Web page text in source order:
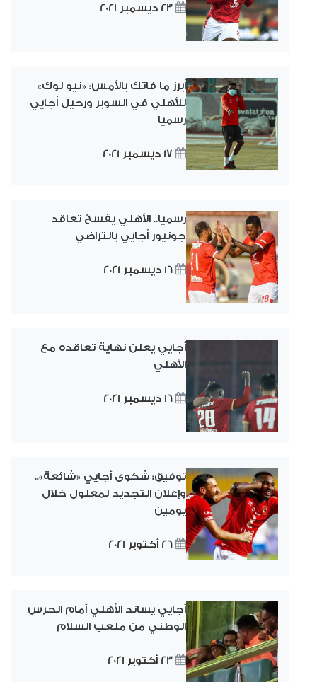
23 ديسمبر 2021
أبرز ما فاتك بالأمس: «نيو لوك»
للأهلي في السوبر ورحيل أجايي
رسميا
17 ديسمبر 2021
رسميا.. الأهلي يفسخ تعاقد
جونيور أجايي بالتراضي
16 ديسمبر 2021
أجايي يعلن نهاية تعاقده مع
الأهلي
16 ديسمبر 2021
توفيق: شكوى أجايي «شائعة»..
وإعلان التجديد لمعلول خلال
يومين
26 أكتوبر 2021
أجايي يساند الأهلي أمام الحرس
الوطني من ملعب السلام
23 أكتوبر 2021